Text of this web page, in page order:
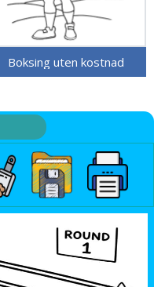
Boksing uten kostnad